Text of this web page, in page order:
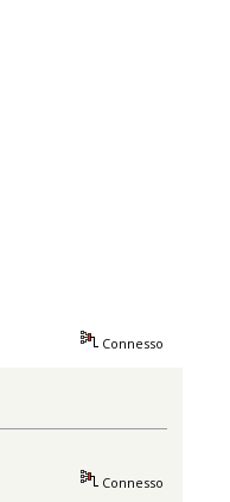
Connesso
Connesso